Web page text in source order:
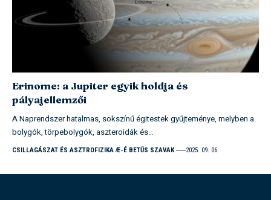
Erinome: a Jupiter egyik holdja és
pályajellemzői
A Naprendszer hatalmas, sokszínű égitestek gyűjteménye, melyben a
bolygók, törpebolygók, aszteroidák és…
CSILLAGÁSZAT ÉS ASZTROFIZIKA E-É BETŰS SZAVAK 2025. 09. 06.